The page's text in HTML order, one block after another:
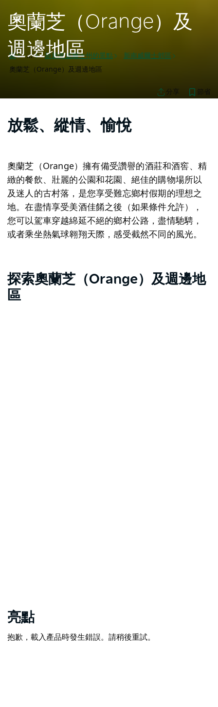
奧蘭芝（Orange）及
週邊地區
家 ... 新新南威爾士州的景點
新南威爾士郊區
奧蘭芝（Orange）及週邊地區
分享 節省
放鬆、縱情、愉悅
奧蘭芝（Orange）擁有備受讚譽的酒莊和酒窖、精
緻的餐飲、壯麗的公園和花園、絕佳的購物場所以
及迷人的古村落，是您享受難忘鄉村假期的理想之
地。在盡情享受美酒佳餚之後（如果條件允許），
您可以駕車穿越綿延不絕的鄉村公路，盡情馳騁，
或者乘坐熱氣球翱翔天際，感受截然不同的風光。
探索奧蘭芝（Orange）及週邊地
區
亮點
抱歉，載入產品時發生錯誤。請稍後重試。